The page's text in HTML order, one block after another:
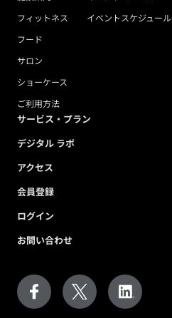
フィットネス
フード
サロン
ショーケース
ご利用方法
イベントスケジュール
サービス・プラン
デジタル ラボ
アクセス
会員登録
ログイン
お問い合わせ